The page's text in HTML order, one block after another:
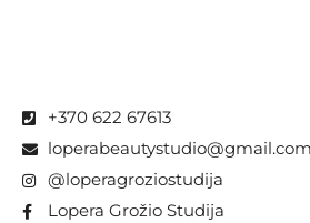
+370 622 67613
loperabeautystudio@gmail.com
@loperagroziostudija
Lopera Grožio Studija